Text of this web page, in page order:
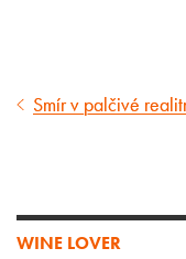
Smír v palčivé
WINE LOVER